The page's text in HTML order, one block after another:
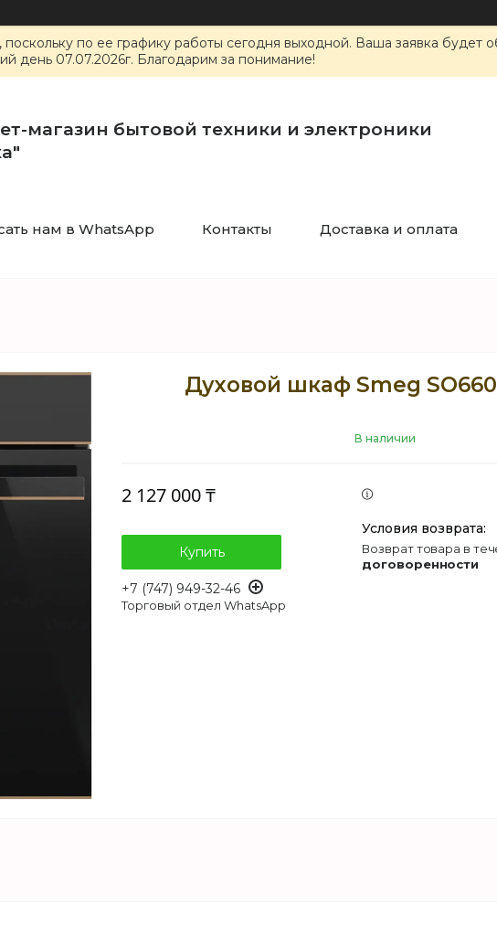
по ее графику работы сегодня выходной. Ваша заявка будет
день 07.07.2026г. Благодарим за понимание!
магазин бытовой техники и электроники
нам в WhatsApp Контакты Доставка и оплата
Духовой шкаф Smeg
В наличии
2 127 000 ₸
Купить
+7 (747) 949-32-46
Торговый отдел WhatsApp
возврат товара в
договоренности